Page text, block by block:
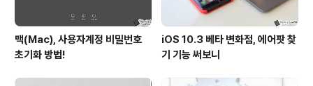
맥(Mac), 사용자계정 비밀번호
초기화 방법!
iOS 10.3 베타 변화점, 에어팟 찾
기 기능 써보니